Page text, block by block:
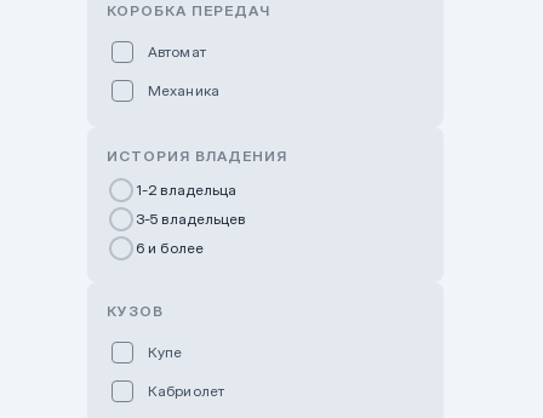
GWM Nurly Zhol
Chery Astana
КОРОБКА ПЕРЕДАЧ
Автомат
Механика
ИСТОРИЯ ВЛАДЕНИЯ
1-2 владельца
3-5 владельцев
6 и более
КУЗОВ
Купе
Кабриолет